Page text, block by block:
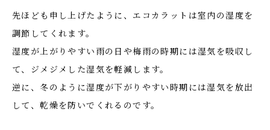
先ほども申し上げたように、エコカラットは室内の湿度を
調節してくれます。
湿度が上がりやすい雨の日や梅雨の時期には湿気を吸収し
て、ジメジメした湿気を軽減します。
逆に、冬のように湿度が下がりやすい時期には湿気を放出
して、乾燥を防いでくれるのです。